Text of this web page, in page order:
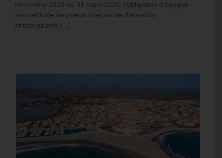
novembre 2025 au 31 mars 2026, l’obligation d’équiper
son véhicule de pneus hiver ou de dispositifs
antidérapants [...]